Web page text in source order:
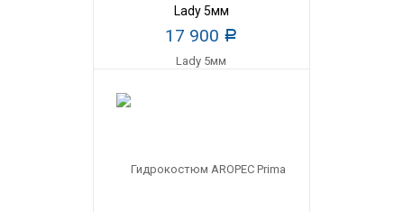
Lady 5мм
17 900 Р